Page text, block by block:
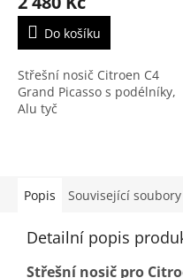
Do košíku
Střešní nosič Citroen C4
Grand Picasso s podélníky,
Alu tyč
Popis Související soubory
Detailní popis
Střešní nosič pro